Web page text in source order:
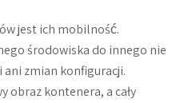
jest ich mobilność.
środowiska do innego nie
zmian konfiguracji.
obraz kontenera, a cały